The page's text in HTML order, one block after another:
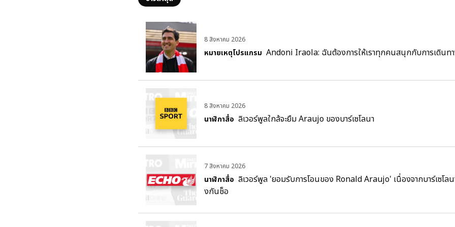
8 สิงหาคม 2026
หมายเหตุโปรแกรม Andoni Iraola: ฉันต้องการให้เราทุกคนสนุกกับการเดินท
8 สิงหาคม 2026
นาฬิกาสื่อ ลิเวอร์พูลใกล้จะยืม Araujo ของบาร์เซโลนา
7 สิงหาคม 2026
นาฬิกาสื่อ ลิเวอร์พูล 'ยอมรับการโอนของ Ronald Araujo' เนื่องจากบาร์เซโ
งกันช็อ